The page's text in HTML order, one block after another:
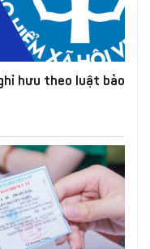
hưu theo luật bảo